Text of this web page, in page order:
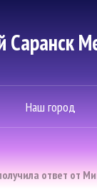
Саранск
Наш город
ответ от